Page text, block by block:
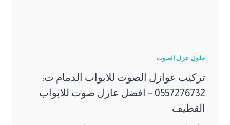
حلول عزل الصوت
تركيب عوازل الصوت للابواب الدمام ت:
0557276732 – افضل عازل صوت للابواب
القطيف